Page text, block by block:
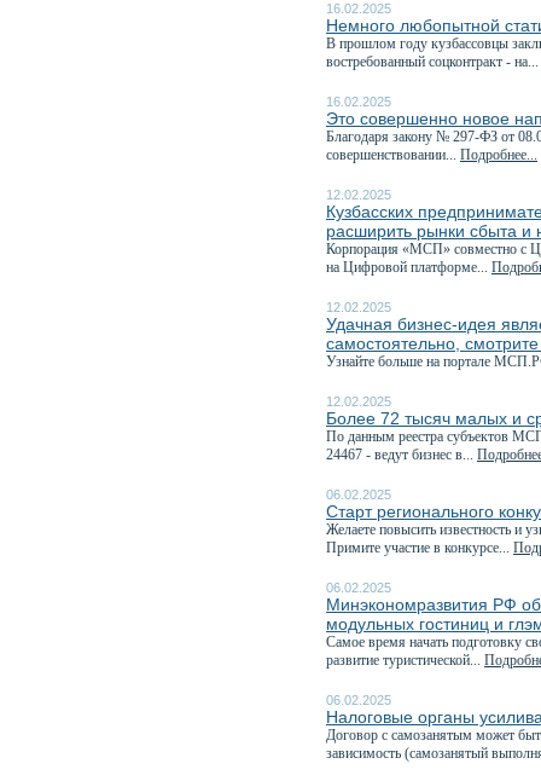
16.02.2025
Немного любопытной
В прошлом году кузбассовцы
востребованный соцконтракт - на...
16.02.2025
Это совершенно новое
Благодаря закону № 297-ФЗ от
совершенствовании... Подробнее...
12.02.2025
Кузбасских
расширить рынки сбыта и
Корпорация «МСП» совместно с
на Цифровой платформе...
12.02.2025
Удачная бизнес-идея
самостоятельно,
Узнайте больше на портале
12.02.2025
Более 72 тысяч малых и
По данным реестра субъектов
24467 - ведут бизнес в...
06.02.2025
Старт регионального
Желаете повысить известность и
Примите участие в конкурсе...
06.02.2025
Минэкономразвития РФ
модульных гостиниц и
Самое время начать подготовку
развитие туристической...
06.02.2025
Налоговые органы
Договор с самозанятым может
зависимость (самозанятый